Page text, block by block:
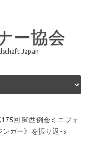
ー協会
Japan
回 関西例会ミニフォ
ガー》を振り返っ